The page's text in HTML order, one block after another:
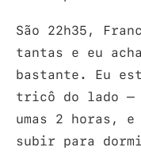
São 22h35,
tantas e eu
bastante. Eu
tricô do lado –
umas 2 horas,
subir para